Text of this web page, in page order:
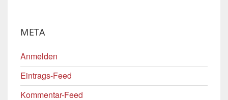
META
Anmelden
Eintrags-Feed
Kommentar-Feed